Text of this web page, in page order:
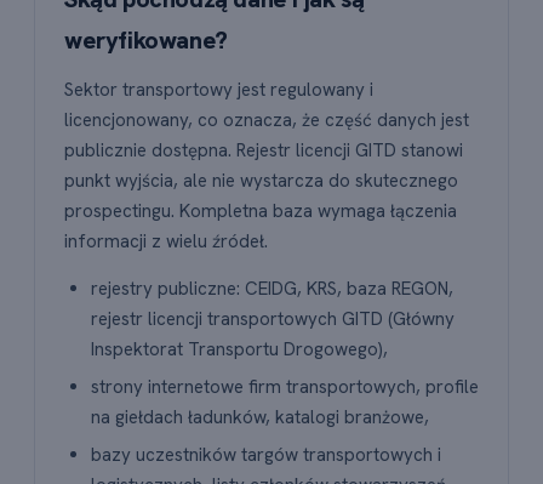
weryfikowane?
Sektor transportowy jest regulowany i
licencjonowany, co oznacza, że część danych jest
publicznie dostępna. Rejestr licencji GITD stanowi
punkt wyjścia, ale nie wystarcza do skutecznego
prospectingu. Kompletna baza wymaga łączenia
informacji z wielu źródeł.
rejestry publiczne: CEIDG, KRS, baza REGON,
rejestr licencji transportowych GITD (Główny
Inspektorat Transportu Drogowego),
strony internetowe firm transportowych, profile
na giełdach ładunków, katalogi branżowe,
bazy uczestników targów transportowych i